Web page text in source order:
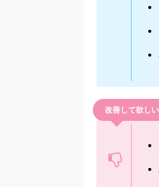
改善して欲し